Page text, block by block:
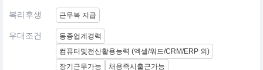
복리후생 근무복 지급
우대조건
동종업계경력
컴퓨터및전산활용능력 (엑셀/워드/CRM/ERP 외)
장기근무가능
채용즉시출근가능